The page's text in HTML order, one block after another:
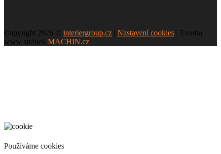
Copyright 2026 © interiergroup.cz | Nastavení cookies | Tvorba
www stránek MACHIN.cz
Používáme cookies